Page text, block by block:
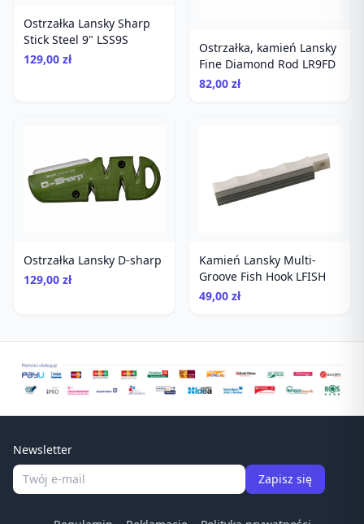
Ostrzałka Lansky Sharp
Stick Steel 9" LSS9S
129,00 zł
Ostrzałka, kamień Lansky
Fine Diamond Rod LR9FD
82,00 zł
Ostrzałka Lansky D-sharp
129,00 zł
Kamień Lansky Multi-
Groove Fish Hook LFISH
49,00 zł
Newsletter
Zapisz się